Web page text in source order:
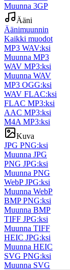
Muunna 3GP
Ääni
Äänimuunnin
Kaikki muodot
MP3 WAV:ksi
Muunna MP3
WAV MP3:ksi
Muunna WAV
MP3 OGG:ksi
WAV FLAC:ksi
FLAC MP3:ksi
AAC MP3:ksi
M4A MP3:ksi
Kuva
JPG PNG:ksi
Muunna JPG
PNG JPG:ksi
Muunna PNG
WebP JPG:ksi
Muunna WebP
BMP PNG:ksi
Muunna BMP
TIFF JPG:ksi
Muunna TIFF
HEIC JPG:ksi
Muunna HEIC
SVG PNG:ksi
Muunna SVG